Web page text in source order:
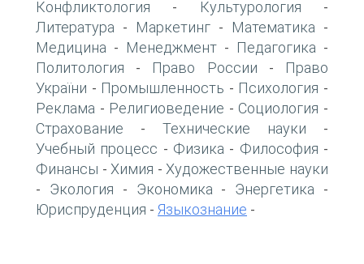
Конфликтология - Культурология -
Литература - Маркетинг - Математика -
Медицина - Менеджмент - Педагогика -
Политология - Право России -
Право
України - Промышленность - Психология -
Реклама - Религиоведение - Социология -
Страхование - Технические науки -
Учебный процесс - Физика - Философия -
Финансы - Химия - Художественные науки
- Экология - Экономика - Энергетика -
Юриспруденция - Языкознание -